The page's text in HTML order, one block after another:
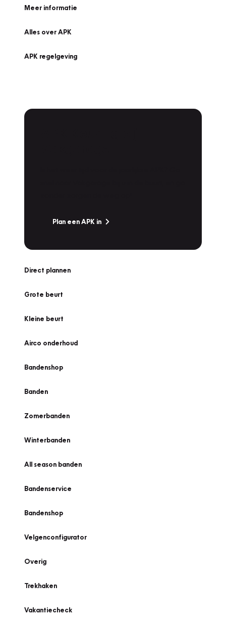
Meer informatie
Alles over APK
APK regelgeving
Plan een APK in
Direct plannen
Grote beurt
Kleine beurt
Airco onderhoud
Bandenshop
Banden
Zomerbanden
Winterbanden
All season banden
Bandenservice
Bandenshop
Velgenconfigurator
Overig
Trekhaken
Vakantiecheck